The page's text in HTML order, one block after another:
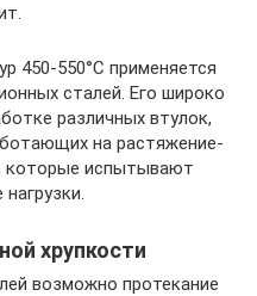
450-550°С применяется
сталей. Его широко
различных втулок,
на растяжение-
которые испытывают
хрупкости
возможно протекание